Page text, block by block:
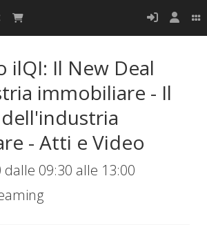
ilQI: Il New Deal
immobiliare - Il
- Atti e Video
09:30 alle 13:00